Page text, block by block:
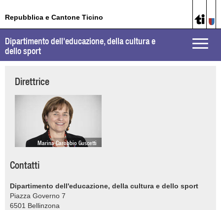
Repubblica e Cantone Ticino
Toggle
Dipartimento dell'educazione, della cultura e
dello sport
Direttrice
Marina Carobbio Guscetti
Contatti
Dipartimento dell'educazione, della cultura e dello sport
Piazza Governo 7
6501 Bellinzona